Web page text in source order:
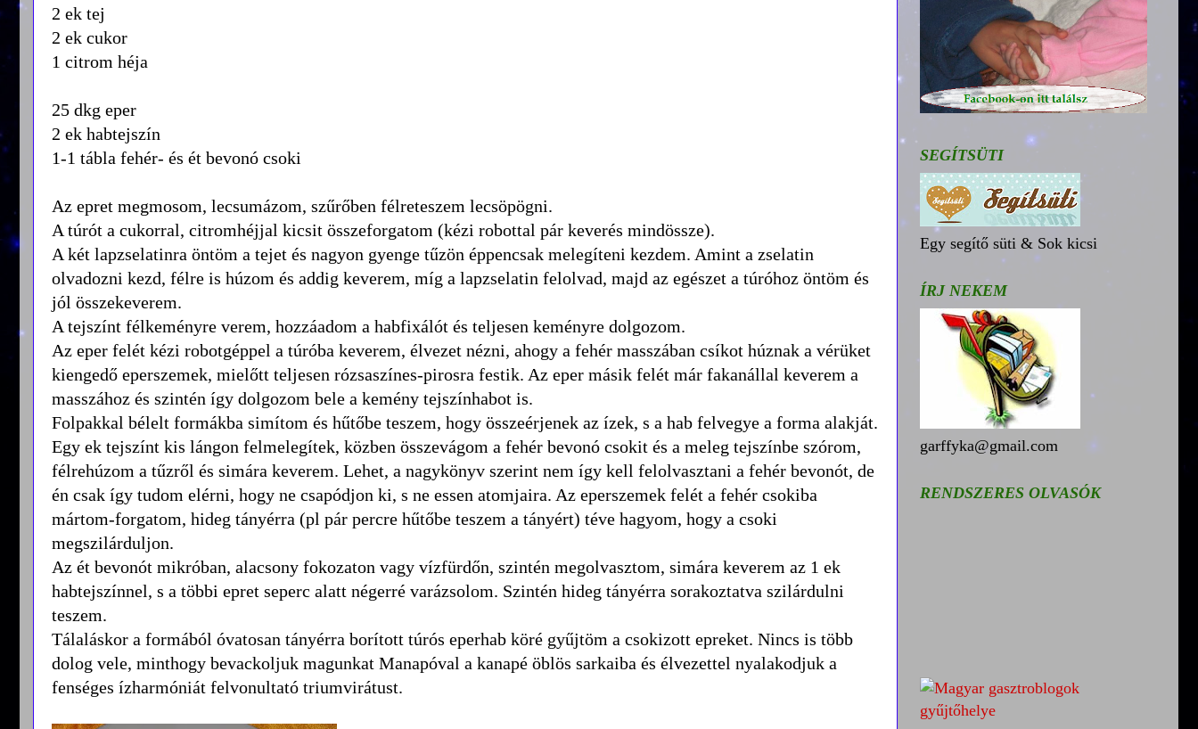
2 ek tej
2 ek cukor
1 citrom héja
25 dkg eper
2 ek habtejszín
1-1 tábla fehér- és ét bevonó csoki
Az epret megmosom, lecsumázom, szűrőben félreteszem lecsöpögni.
A túrót a cukorral, citromhéjjal kicsit összeforgatom (kézi robottal pár keverés mindössze).
A két lapzselatinra öntöm a tejet és nagyon gyenge tűzön éppencsak melegíteni kezdem. Amint a zselatin
olvadozni kezd, félre is húzom és addig keverem, míg a lapzselatin felolvad, majd az egészet a túróhoz öntöm és
jól összekeverem.
A tejszínt félkeményre verem, hozzáadom a habfixálót és teljesen keményre dolgozom.
Az eper felét kézi robotgéppel a túróba keverem, élvezet nézni, ahogy a fehér masszában csíkot húznak a vérüket
kiengedő eperszemek, mielőtt teljesen rózsaszínes-pirosra festik. Az eper másik felét már fakanállal keverem a
masszához és szintén így dolgozom bele a kemény tejszínhabot is.
Folpakkal bélelt formákba simítom és hűtőbe teszem, hogy összeérjenek az ízek, s a hab felvegye a forma alakját.
Egy ek tejszínt kis lángon felmelegítek, közben összevágom a fehér bevonó csokit és a meleg tejszínbe szórom,
félrehúzom a tűzről és simára keverem. Lehet, a nagykönyv szerint nem így kell felolvasztani a fehér bevonót, de
én csak így tudom elérni, hogy ne csapódjon ki, s ne essen atomjaira. Az eperszemek felét a fehér csokiba
mártom-forgatom, hideg tányérra (pl pár percre hűtőbe teszem a tányért) téve hagyom, hogy a csoki
megszilárduljon.
Az ét bevonót mikróban, alacsony fokozaton vagy vízfürdőn, szintén megolvasztom, simára keverem az 1 ek
habtejszínnel, s a többi epret seperc alatt négerré varázsolom. Szintén hideg tányérra sorakoztatva szilárdulni
teszem.
Tálaláskor a formából óvatosan tányérra borított túrós eperhab köré gyűjtöm a csokizott epreket. Nincs is több
dolog vele, minthogy bevackoljuk magunkat Manapóval a kanapé öblös sarkaiba és élvezettel nyalakodjuk a
fenséges ízharmóniát felvonultató triumvirátust.
SEGÍTSÜTI
Egy segítő süti & Sok kicsi
ÍRJ NEKEM
garffyka@gmail.com
RENDSZERES OLVASÓK